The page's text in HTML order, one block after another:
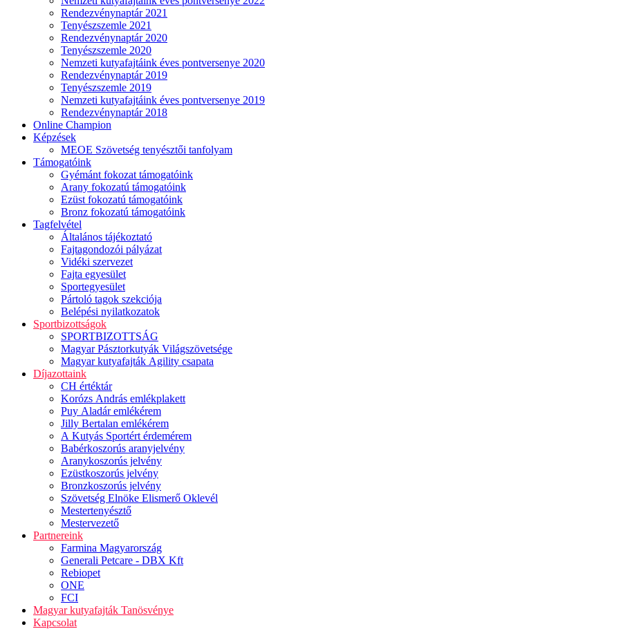
Rendezvénynaptár 2021
Tenyészszemle 2021
Rendezvénynaptár 2020
Tenyészszemle 2020
Nemzeti kutyafajtáink éves pontversenye 2020
Rendezvénynaptár 2019
Tenyészszemle 2019
Nemzeti kutyafajtáink éves pontversenye 2019
Rendezvénynaptár 2018
Online Champion
Képzések
MEOE Szövetség tenyésztői tanfolyam
Támogatóink
Gyémánt fokozat támogatóink
Arany fokozatú támogatóink
Ezüst fokozatú támogatóink
Bronz fokozatú támogatóink
Tagfelvétel
Általános tájékoztató
Fajtagondozói pályázat
Vidéki szervezet
Fajta egyesület
Sportegyesület
Pártoló tagok szekciója
Belépési nyilatkozatok
Sportbizottságok
SPORTBIZOTTSÁG
Magyar Pásztorkutyák Világszövetsége
Magyar kutyafajták Agility csapata
Díjazottaink
CH értéktár
Korózs András emlékplakett
Puy Aladár emlékérem
Jilly Bertalan emlékérem
A Kutyás Sportért érdemérem
Babérkoszorús aranyjelvény
Aranykoszorús jelvény
Ezüstkoszorús jelvény
Bronzkoszorús jelvény
Szövetség Elnöke Elismerő Oklevél
Mestertenyésztő
Mestervezető
Partnereink
Farmina Magyarország
Generali Petcare - DBX Kft
Rebiopet
ONE
FCI
Magyar kutyafajták Tanösvénye
Kapcsolat